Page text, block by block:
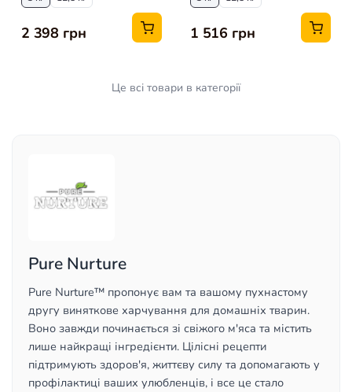
2 398 грн 1 516 грн
Це всі товари в категорії
Pure Nurture
Pure Nurture™ пропонує вам та вашому пухнастому
другу виняткове харчування для домашніх тварин.
Воно завжди починається зі свіжого м'яса та містить
лише найкращі інгредієнти. Цілісні рецепти
підтримують здоров'я, життєву силу та допомагають у
профілактиці ваших улюбленців, і все це стало